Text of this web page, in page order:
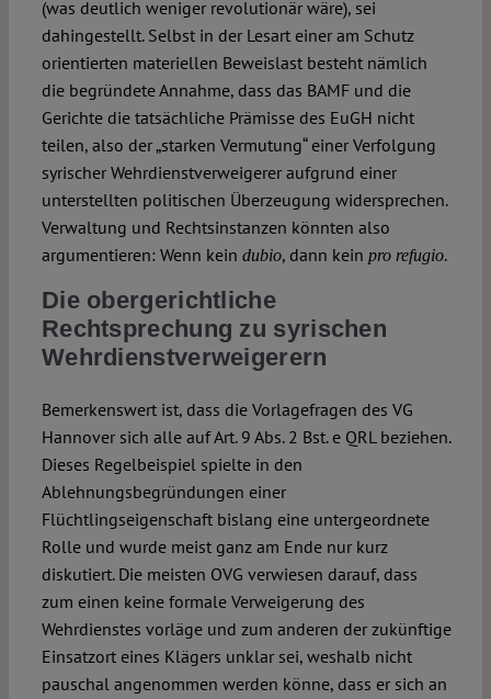
(was deutlich weniger revolutionär wäre), sei
dahingestellt. Selbst in der Lesart einer am Schutz
orientierten materiellen Beweislast besteht nämlich
die begründete Annahme, dass das BAMF und die
Gerichte die tatsächliche Prämisse des EuGH nicht
teilen, also der „starken Vermutung“ einer Verfolgung
syrischer Wehrdienstverweigerer aufgrund einer
unterstellten politischen Überzeugung widersprechen.
Verwaltung und Rechtsinstanzen könnten also
argumentieren: Wenn kein dubio, dann kein pro refugio.
Die obergerichtliche
Rechtsprechung zu syrischen
Wehrdienstverweigerern
Bemerkenswert ist, dass die Vorlagefragen des VG
Hannover sich alle auf Art. 9 Abs. 2 Bst. e QRL beziehen.
Dieses Regelbeispiel spielte in den
Ablehnungsbegründungen einer
Flüchtlingseigenschaft bislang eine untergeordnete
Rolle und wurde meist ganz am Ende nur kurz
diskutiert. Die meisten OVG verwiesen darauf, dass
zum einen keine formale Verweigerung des
Wehrdienstes vorläge und zum anderen der zukünftige
Einsatzort eines Klägers unklar sei, weshalb nicht
pauschal angenommen werden könne, dass er sich an